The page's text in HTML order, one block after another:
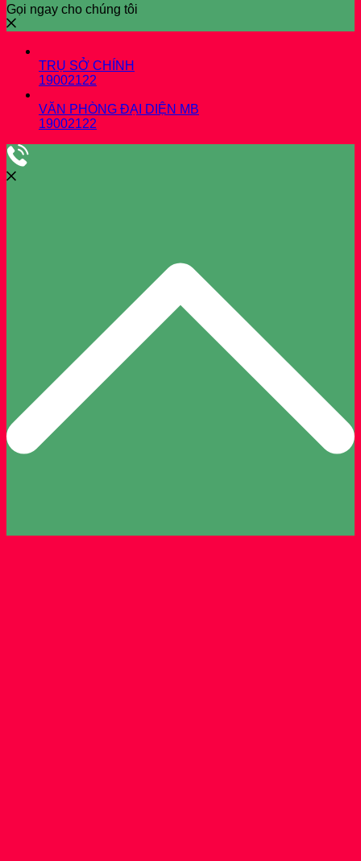
Gọi ngay cho chúng tôi
TRỤ SỞ CHÍNH
19002122
VĂN PHÒNG ĐẠI DIỆN MB
19002122